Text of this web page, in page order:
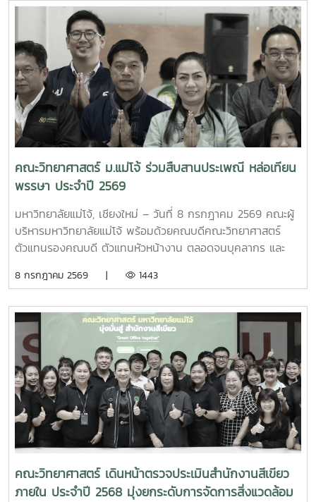
ดำเนินโครงการพัฒนาระบบการผลิตเห็ดขี้ควายเพื่อประโยชน์
ทางการแพทย์ และรับฟังความคืบหน้าการดำเนินโครงการการ
พัฒนาระบบการผลิตเห็ดขี้ควายเพื่อประโยชน์ทางการแพทย์ ภาย
ใต้โครงการแผนงานบูรณาการการวิจัย พัฒนา และกำกับควบคุม
เห็ดขี้ควายในประเทศไทย เพื่อใช้ประโยชน์ทางการแพทย์ภายใต้
ระบบควบคุมของรัฐ ตามมาตรการควบคุมแห่งพระราชกฤษฏีกา
กำหนดพื้นที่ทดลองเพาะปลูกและสกัดสารสำคัญจากพืชฝิ่นและ
พืชเห็ดขี้ควายเพื่อประโยชน์ในการศึกษาวิจัย พ.ศ. 2568 ในวันที่
10 กรกฏาคม 2569 เวลา 09.00 ณ ห้องประชุม 2 อาคารจุฬาภ
รณ์ คณะวิทยาศาสตร์ มหาวิทยาลัยแม่โจ้
คณะวิทยาศาสตร์ ม.แม่โจ้ ร่วมสืบสานประเพณี หล่อเทียน
พรรษา ประจำปี 2569
มหาวิทยาลัยแม่โจ้, เชียงใหม่ – วันที่ 8 กรกฎาคม 2569 คณะผู้
บริหารมหาวิทยาลัยแม่โจ้ พร้อมด้วยคณบดีคณะวิทยาศาสตร์
ตัวแทนรองคณบดี ตัวแทนหัวหน้างาน ตลอดจนบุคลากร และ
เทียนพรรษา" เนื่องในวันเข้าพรรษา ประจำปี 2569 ณ อาคารแผ่
เสริมศิลปวัฒนธรรม มหาวิทยาลัยแม่โจ้ เพื่อส่งเสริมและสืบทอด
วัฒนธรรมประเพณีอันดีงามของไทย โดยเปิดโอกาสให้ประชาคม
แม่โจ้ได้ร่วมทำบุญหล่อเทียนพรรษาเพื่อนำไปถวายแก่วัดวาอาราม
ต่าง ๆ รวมถึงร่วมทำบุญพระประจำวันเกิดเพื่อความเป็นสิริ
มงคลในการเริ่มต้นเทศกาลเข้าพรรษาปีนี้ บรรยากาศภายในงาน
เต็มไปด้วยความอิ่มเอิบใจและความร่วมมือร่วมใจของคณะผู้
บริหาร คณาจารย์ และนักศึกษา คณะวิทยาศาสตร์ ที่ได้ร่วมกัน
สืบสานพุทธศาสนพิธีอันทรงคุณค่า และแสดงออกถึงการเป็น
ส่วนหนึ่งในการอนุรักษ์ศิลปวัฒนธรรมไทยให้คงอยู่สืบไป
8 กรกฎาคม 2569 | 1443
คณะวิทยาศาสตร์ เดินหน้าตรวจประเมินสำนักงานสีเขียว
ภายใน ประจำปี 2568 มุ่งยกระดับการจัดการสิ่งแวดล้อม